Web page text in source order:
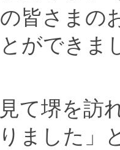
皆さまの
ができま
見て堺を
ました」